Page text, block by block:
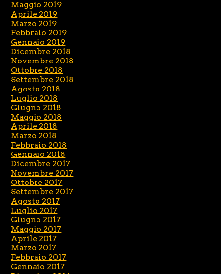
Maggio 2019
Aprile 2019
Marzo 2019
Febbraio 2019
Gennaio 2019
Dicembre 2018
Novembre 2018
Ottobre 2018
Settembre 2018
Agosto 2018
Luglio 2018
Giugno 2018
Maggio 2018
Aprile 2018
Marzo 2018
Febbraio 2018
Gennaio 2018
Dicembre 2017
Novembre 2017
Ottobre 2017
Settembre 2017
Agosto 2017
Luglio 2017
Giugno 2017
Maggio 2017
Aprile 2017
Marzo 2017
Febbraio 2017
Gennaio 2017